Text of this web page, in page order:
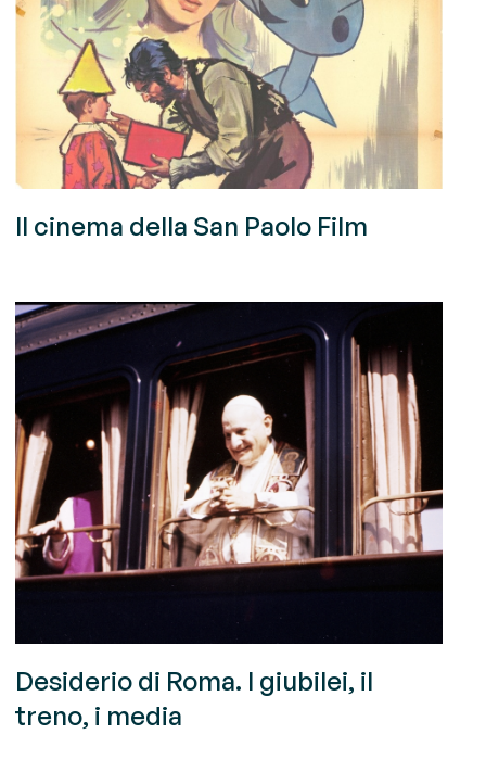
Il cinema della San Paolo Film
Desiderio di Roma. I giubilei, il
treno, i media